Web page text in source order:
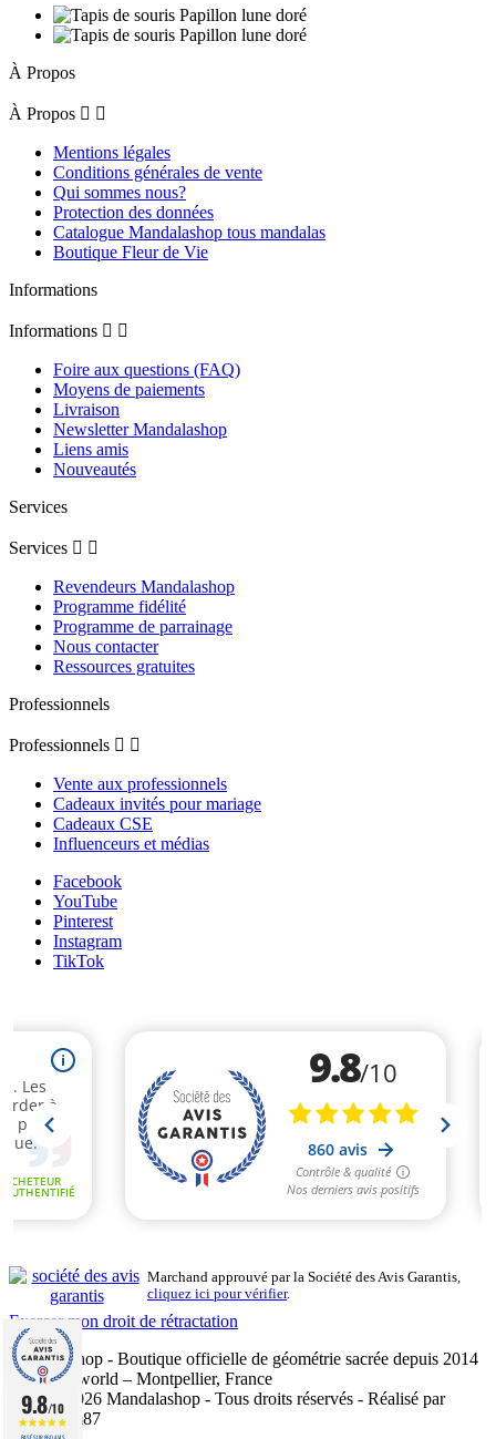
À Propos
À Propos  
Mentions légales
Conditions générales de vente
Qui sommes nous?
Protection des données
Catalogue Mandalashop tous mandalas
Boutique Fleur de Vie
Informations
Informations  
Foire aux questions (FAQ)
Moyens de paiements
Livraison
Newsletter Mandalashop
Liens amis
Nouveautés
Services
Services  
Revendeurs Mandalashop
Programme fidélité
Programme de parrainage
Nous contacter
Ressources gratuites
Professionnels
Professionnels  
Vente aux professionnels
Cadeaux invités pour mariage
Cadeaux CSE
Influenceurs et médias
Facebook
YouTube
Pinterest
Instagram
TikTok
Marchand approuvé par la Société des Avis Garantis,
cliquez ici pour vérifier.
Exercer mon droit de rétractation
Mandalashop - Boutique officielle de géométrie sacrée depuis 2014
- Sarl Uniworld – Montpellier, France
©2014–2026 Mandalashop - Tous droits réservés - Réalisé par
Mediacom87
9.8/10